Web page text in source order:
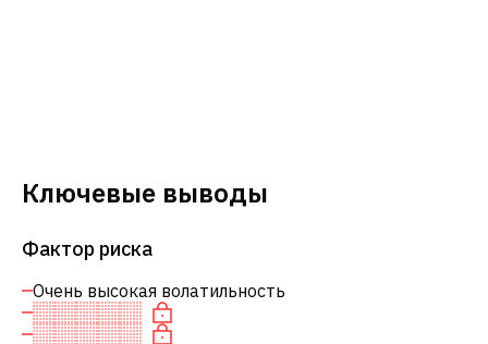
Ключевые выводы
Фактор риска
Очень высокая волатильность